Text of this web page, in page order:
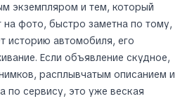
экземпляром и тем, который
фото, быстро заметна по тому,
историю автомобиля, его
Если объявление скудное,
расплывчатым описанием и
по сервису, это уже веская